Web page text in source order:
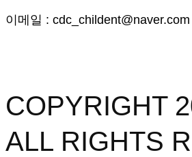
이메일 : cdc_childent@naver.com
COPYRIGHT
ALL RIGHTS